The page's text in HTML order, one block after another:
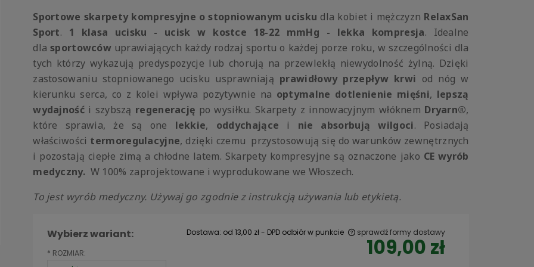
Sportowe skarpety kompresyjne o stopniowanym ucisku dla kobiet i mężczyzn RelaxSan
Sport. 1 klasa ucisku - ucisk w kostce 18-22 mmHg - lekka kompresja. Idealne
dla sportowców uprawiających każdy rodzaj sportu o każdej porze roku, w szczególności dla
tych którzy wykazują predyspozycje lub chorują na przewlekłą niewydolność żylną. Dzięki
zastosowaniu stopniowanego ucisku usprawniają prawidłowy przepływ krwi od nóg w
kierunku serca, co z kolei wpływa pozytywnie na optymalne dotlenienie mięśni, lepszą
wydajność i szybszą regenerację po wysiłku. Skarpety z innowacyjnym włóknem Dryarn®,
które sprawia, że są one lekkie, oddychające i nie absorbują wilgoci. Posiadają
właściwości termoregulacyjne, dzięki czemu przystosowują się do warunków zewnętrznych
i pozostają ciepłe zimą a chłodne latem. Skarpety kompresyjne są oznaczone jako CE wyrób
medyczny. W 100% zaprojektowane i wyprodukowane we Włoszech.
To jest wyrób medyczny. Używaj go zgodnie z instrukcją używania lub etykietą.
Wybierz wariant:
* ROZMIAR:
Dostawa: od 13,00 zł- DPD odbiór w punkcie sprawdź formy dostawy
109,00 zł